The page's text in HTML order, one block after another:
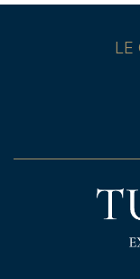
LE